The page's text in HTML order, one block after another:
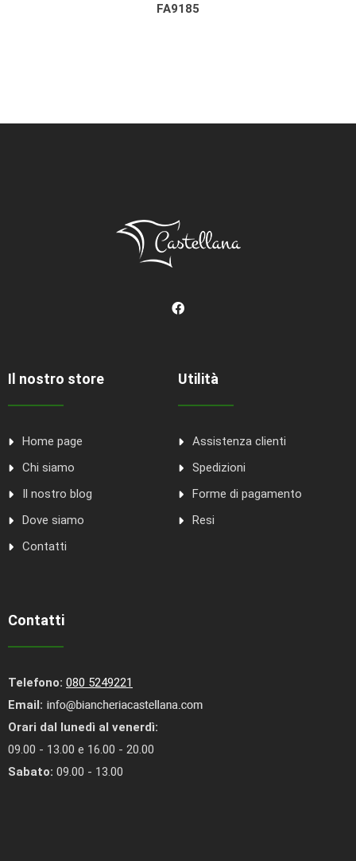
FA9185
Il nostro store
Home page
Chi siamo
Il nostro blog
Dove siamo
Contatti
Utilità
Assistenza clienti
Spedizioni
Forme di pagamento
Resi
Contatti
Telefono: 080 5249221
Email:
Orari dal lunedì al venerdì:
09.00 - 13.00 e 16.00 - 20.00
Sabato: 09.00 - 13.00